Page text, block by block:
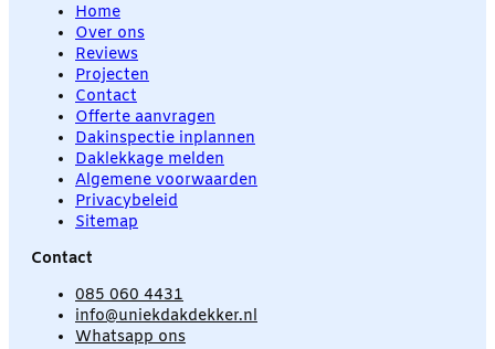
Home
Over ons
Reviews
Projecten
Contact
Offerte aanvragen
Dakinspectie inplannen
Daklekkage melden
Algemene voorwaarden
Privacybeleid
Sitemap
Contact
085 060 4431
info@uniekdakdekker.nl
Whatsapp ons